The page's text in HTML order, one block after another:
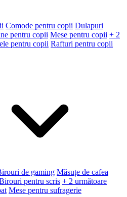
Comode pentru copii Dulapuri
pentru copii Mese pentru copii + 2
pentru copii Rafturi pentru copii
de gaming Măsuțe de cafea
pentru scris + 2 următoare
Mese pentru sufragerie